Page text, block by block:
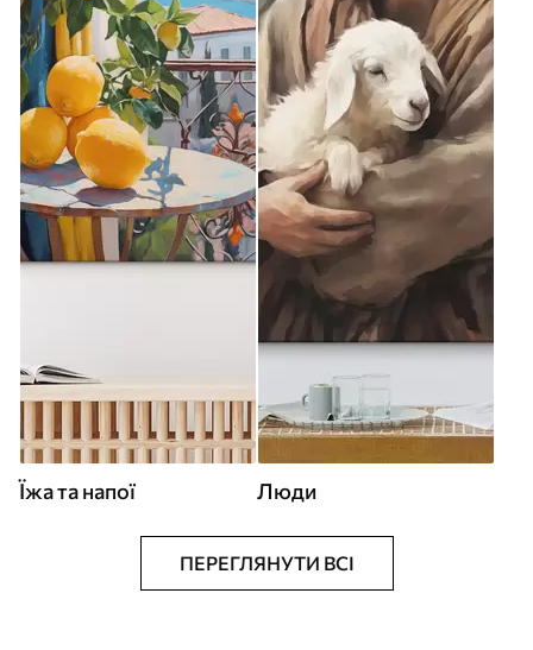
Їжа та напої Люди
ПЕРЕГЛЯНУТИ ВСІ